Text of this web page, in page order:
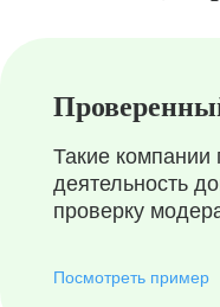
Такие
деятельность
проверку
Посмотреть пример